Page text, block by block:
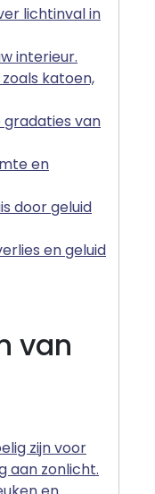
lichtinval in
interieur.
katoen,
gradaties van
en
door geluid
en geluid
van
zijn voor
aan zonlicht.